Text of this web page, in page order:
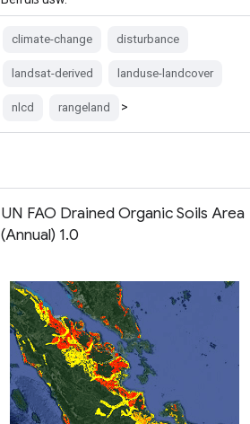
climate-change disturbance
landsat-derived landuse-landcover
nlcd rangeland >
UN FAO Drained Organic Soils Area
(Annual) 1.0